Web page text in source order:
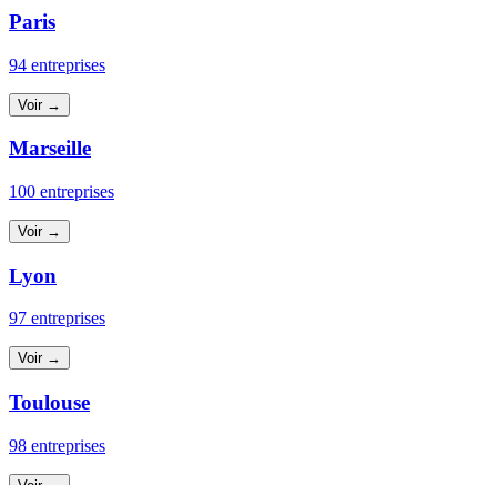
Paris
94 entreprises
Voir →
Marseille
100 entreprises
Voir →
Lyon
97 entreprises
Voir →
Toulouse
98 entreprises